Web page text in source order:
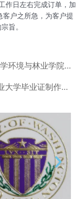
作日左右完成订单，加
户之所急，为客户提
旨。
美国SUNY-ESF纽约州立大学环境与林业学院毕业证办理流程解析
2025年在线完成慕尼黑工业大学毕业证制作过程需要多久？